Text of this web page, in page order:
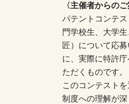
〈主催者からのご
パテントコンテ
門学校生、大学
匠）について応
に、実際に特許
ただくものです。
このコンテスト
制度への理解が深